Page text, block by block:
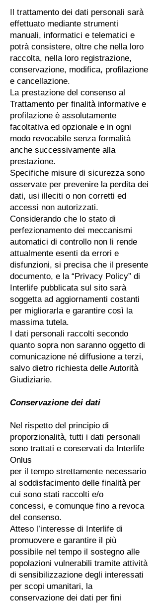
Il trattamento dei dati personali sarà
effettuato mediante strumenti
manuali, informatici e telematici e
potrà consistere, oltre che nella loro
raccolta, nella loro registrazione,
conservazione, modifica, profilazione
e cancellazione.
La prestazione del consenso al
Trattamento per finalità informative e
profilazione è assolutamente
facoltativa ed opzionale e in ogni
modo revocabile senza formalità
anche successivamente alla
prestazione.
Specifiche misure di sicurezza sono
osservate per prevenire la perdita dei
dati, usi illeciti o non corretti ed
accessi non autorizzati.
Considerando che lo stato di
perfezionamento dei meccanismi
automatici di controllo non li rende
attualmente esenti da errori e
disfunzioni, si precisa che il presente
documento, e la “Privacy Policy” di
Interlife pubblicata sul sito sarà
soggetta ad aggiornamenti costanti
per migliorarla e garantire così la
massima tutela.
I dati personali raccolti secondo
quanto sopra non saranno oggetto di
comunicazione né diffusione a terzi,
salvo dietro richiesta delle Autorità
Giudiziarie.
Conservazione dei dati
Nel rispetto del principio di
proporzionalità, tutti i dati personali
sono trattati e conservati da Interlife
Onlus
per il tempo strettamente necessario
al soddisfacimento delle finalità per
cui sono stati raccolti e/o
concessi, e comunque fino a revoca
del consenso.
Atteso l’interesse di Interlife di
promuovere e garantire il più
possibile nel tempo il sostegno alle
popolazioni vulnerabili tramite attività
di sensibilizzazione degli interessati
per scopi umanitari, la
conservazione dei dati per fini